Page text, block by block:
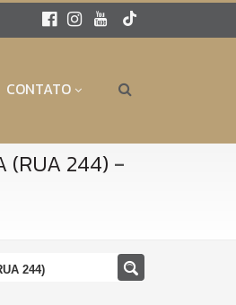
CONTATO
(RUA 244) -
244)